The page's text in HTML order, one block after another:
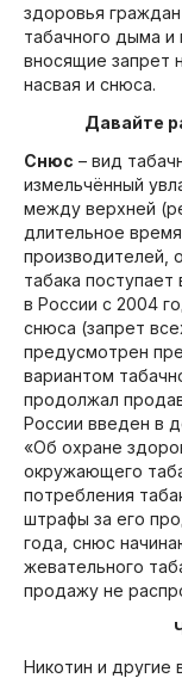
здоровья
табачного дыма и
вносящие запрет
насвая и снюса.
Давайте
Снюс – вид
измельчённый
между верхней
длительное
производителей,
табака
в России с 2004
снюса (запрет
предусмотрен
вариантом
продолжал
России введен в
«Об охране
окружающего
потребления
штрафы за его
года, снюс
жевательного
продажу не
Никотин и